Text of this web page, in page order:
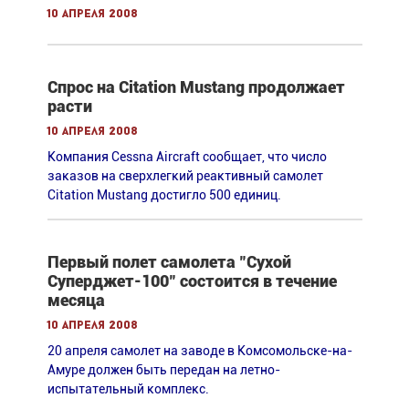
10 апреля 2008
Спрос на Citation Mustang продолжает
расти
10 апреля 2008
Компания Cessna Aircraft сообщает, что число
заказов на сверхлегкий реактивный самолет
Citation Mustang достигло 500 единиц.
Первый полет самолета "Сухой
Суперджет-100" состоится в течение
месяца
10 апреля 2008
20 апреля самолет на заводе в Комсомольске-на-
Амуре должен быть передан на летно-
испытательный комплекс.